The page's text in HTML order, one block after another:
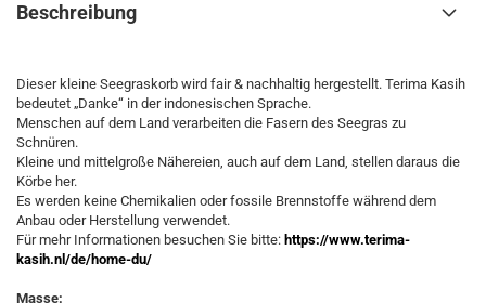
Beschreibung
Dieser kleine Seegraskorb wird fair & nachhaltig hergestellt. Terima Kasih
bedeutet „Danke“ in der indonesischen Sprache.
Menschen auf dem Land verarbeiten die Fasern des Seegras zu
Schnüren.
Kleine und mittelgroße Nähereien, auch auf dem Land, stellen daraus die
Körbe her.
Es werden keine Chemikalien oder fossile Brennstoffe während dem
Anbau oder Herstellung verwendet.
Für mehr Informationen besuchen Sie bitte: https://www.terima-
kasih.nl/de/home-du/
Masse: